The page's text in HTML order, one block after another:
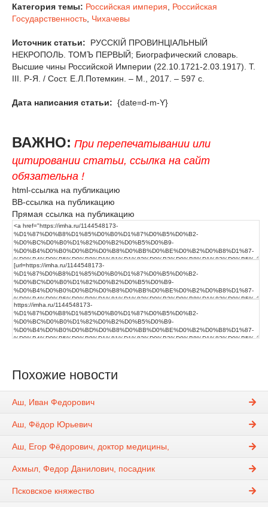
Категория темы: Российская империя
Российская
Государственность Чихачевы
Источник статьи:
РУССКIЙ ПРОВИНЦIАЛЬНЫЙ
НЕКРОПОЛЬ. ТОМЪ ПЕРВЫЙ; Биографический словарь.
Высшие чины Российской Империи (22.10.1721-2.03.1917). Т.
III. Р-Я. / Сост. Е.Л.Потемкин. – М., 2017. – 597 с.
Дата написания статьи: {date=d-m-Y}
ВАЖНО: При перепечатывании или
цитировании статьи, ссылка на сайт
обязательна !
html-ссылка на публикацию
BB-ссылка на публикацию
Прямая ссылка на публикацию
Похожие новости
Аш, Иван Федорович
Аш, Фёдор Юрьевич
Аш, Егор Фёдорович, доктор медицины,
Ахмыл, Федор Данилович, посадник
Псковское княжество